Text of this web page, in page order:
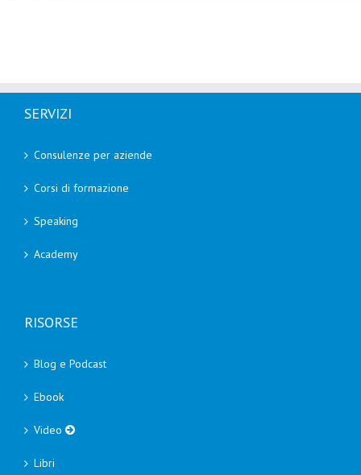
SERVIZI
Consulenze per aziende
Corsi di formazione
Speaking
Academy
RISORSE
Blog e Podcast
Ebook
Video
Libri